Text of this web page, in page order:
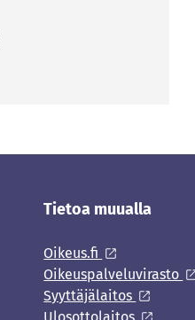
Tietoa muualla
Oikeus.fi
Oikeuspalveluvirasto
Syyttäjälaitos